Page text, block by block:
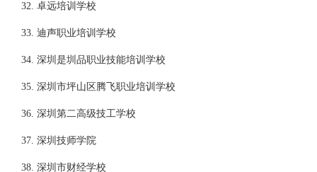
32. 卓远培训学校
33. 迪声职业培训学校
34. 深圳是圳品职业技能培训学校
35. 深圳市坪山区腾飞职业培训学校
36. 深圳第二高级技工学校
37. 深圳技师学院
38. 深圳市财经学校